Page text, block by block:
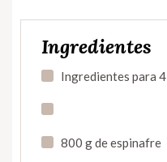
Ingredientes
Ingredientes para 4
800 g de espinafre